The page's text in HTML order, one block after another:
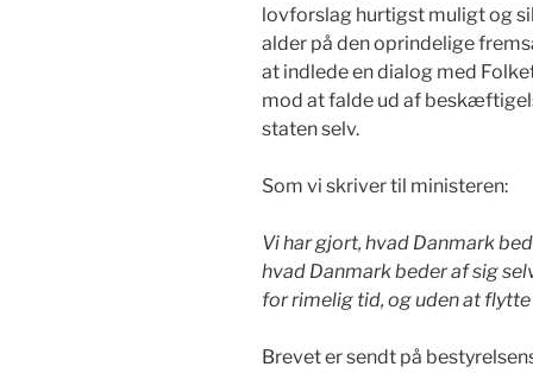
lovforslag hurtigst muligt og
alder på den oprindelige
at indlede en dialog med
mod at falde ud af
staten selv.
Som vi skriver til ministeren:
Vi har gjort, hvad Danmark
hvad Danmark beder af sig
for rimelig tid, og uden at
Brevet er sendt på